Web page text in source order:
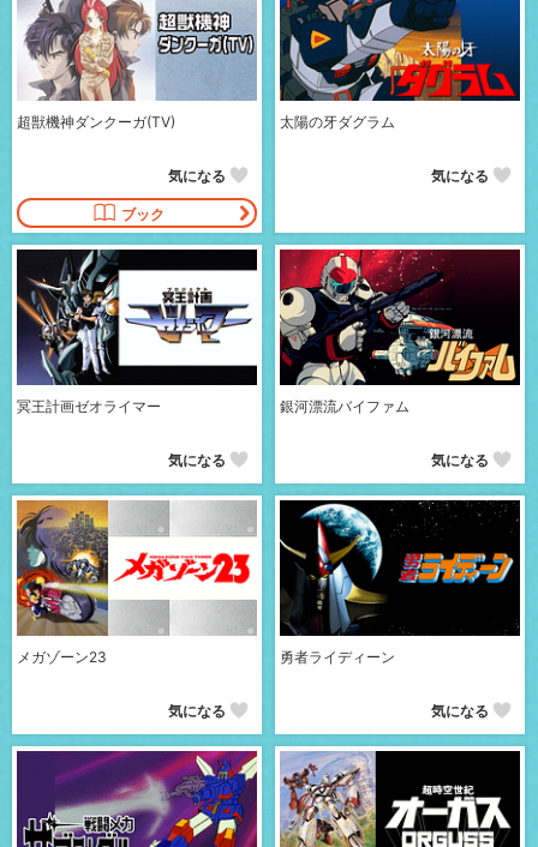
超獣機神ダンクーガ(TV)
ブック
気になる
太陽の牙ダグラム
気になる
冥王計画ゼオライマー
気になる
銀河漂流バイファム
気になる
メガゾーン23
気になる
勇者ライディーン
気になる